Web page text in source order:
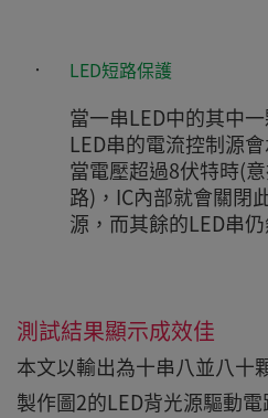
‧ LED短路保護
當一串LED中的其中
LED串的電流控制源
當電壓超過8伏特時(
路)，IC內部就會關閉
源，而其餘的LED串
測試結果顯示成效佳
本文以輸出為十串八並八十
製作圖2的LED背光源驅動